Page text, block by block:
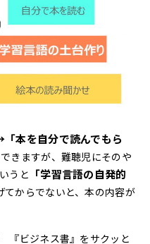
本を自分で読んでもら
きますが、難聴児にそのや
うと 「学習言語の自発的
てからでないと、本の内容が
『ビジネス書』をサクッと